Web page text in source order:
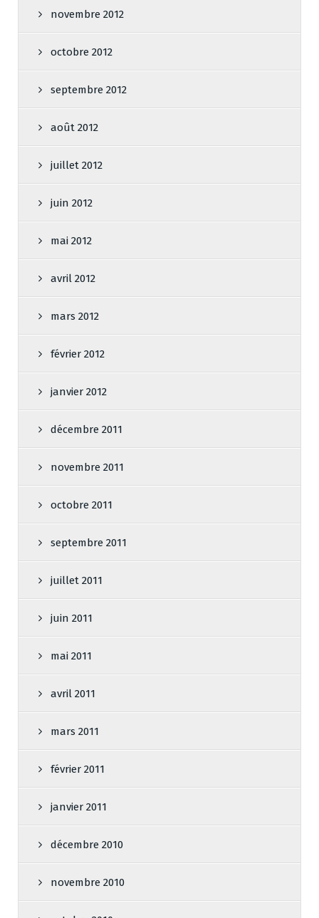
novembre 2012
octobre 2012
septembre 2012
août 2012
juillet 2012
juin 2012
mai 2012
avril 2012
mars 2012
février 2012
janvier 2012
décembre 2011
novembre 2011
octobre 2011
septembre 2011
juillet 2011
juin 2011
mai 2011
avril 2011
mars 2011
février 2011
janvier 2011
décembre 2010
novembre 2010